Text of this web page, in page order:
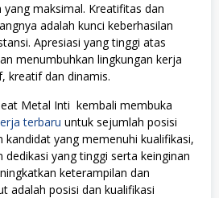
maksimal. Kreatifitas dan
adalah kunci keberhasilan
Apresiasi yang tinggi atas
menumbuhkan lingkungan kerja
kreatif dan dinamis.
Metal Inti kembali membuka
terbaru untuk sejumlah posisi
kandidat yang memenuhi kualifikasi,
yang tinggi serta keinginan
keterampilan dan
adalah posisi dan kualifikasi